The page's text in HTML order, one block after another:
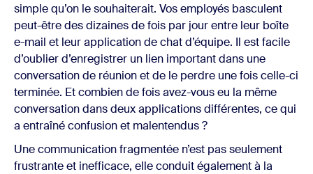
simple qu’on le souhaiterait. Vos employés basculent
peut-être des dizaines de fois par jour entre leur boîte
e-mail et leur application de chat d’équipe. Il est facile
d’oublier d’enregistrer un lien important dans une
conversation de réunion et de le perdre une fois celle-ci
terminée. Et combien de fois avez-vous eu la même
conversation dans deux applications différentes, ce qui
a entraîné confusion et malentendus ?
Une communication fragmentée n’est pas seulement
frustrante et inefficace, elle conduit également à la